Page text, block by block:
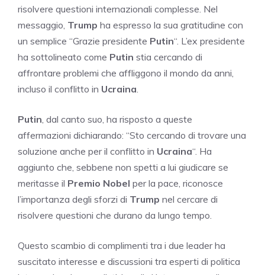
risolvere questioni internazionali complesse. Nel
messaggio, Trump ha espresso la sua gratitudine con
un semplice “Grazie presidente Putin“. L’ex presidente
ha sottolineato come Putin stia cercando di
affrontare problemi che affliggono il mondo da anni,
incluso il conflitto in Ucraina.
Putin, dal canto suo, ha risposto a queste
affermazioni dichiarando: “Sto cercando di trovare una
soluzione anche per il conflitto in Ucraina“. Ha
aggiunto che, sebbene non spetti a lui giudicare se
meritasse il Premio Nobel per la pace, riconosce
l’importanza degli sforzi di Trump nel cercare di
risolvere questioni che durano da lungo tempo.
Questo scambio di complimenti tra i due leader ha
suscitato interesse e discussioni tra esperti di politica